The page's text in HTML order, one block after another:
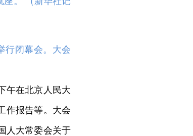
行闭幕会。大会
午在北京人民大
作报告等。大会
人大常委会关于